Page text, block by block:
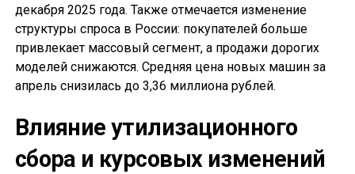
декабря 2025 года. Также отмечается изменение
структуры спроса в России: покупателей больше
привлекает массовый сегмент, а продажи дорогих
моделей снижаются. Средняя цена новых машин за
апрель снизилась до 3,36 миллиона рублей.
Влияние утилизационного
сбора и курсовых изменений